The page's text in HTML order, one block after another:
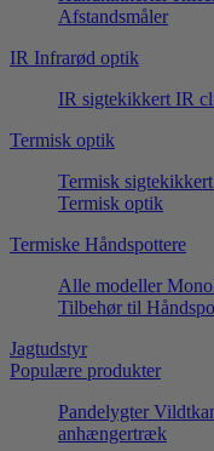
Afstandsmåler
IR Infrarød optik
IR sigtekikkert IR
Termisk optik
Termisk sigtekikkert
Termisk optik
Termiske Håndspottere
Alle modeller
Tilbehør til
Jagtudstyr
Populære produkter
Pandelygter
anhængertræk